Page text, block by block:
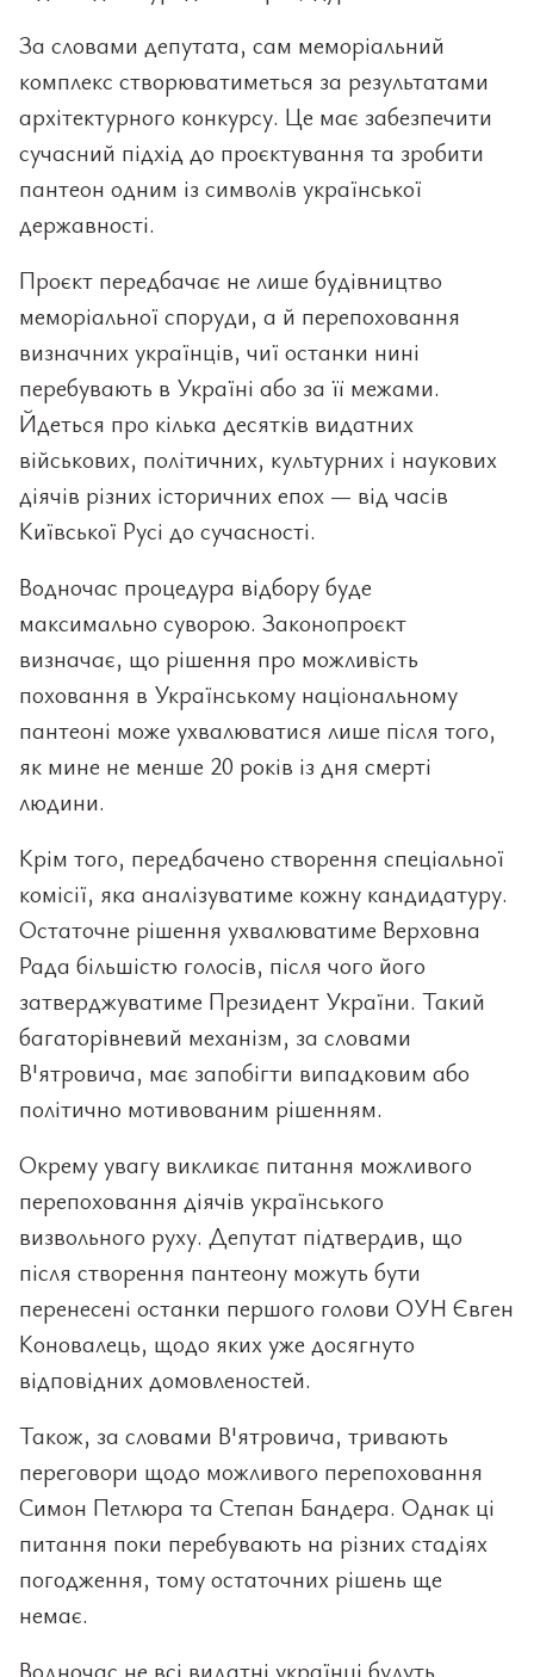
За словами депутата, сам меморіальний
комплекс створюватиметься за результатами
архітектурного конкурсу. Це має забезпечити
сучасний підхід до проєктування та зробити
пантеон одним із символів української
державності.
Проєкт передбачає не лише будівництво
меморіальної споруди, а й перепоховання
визначних українців, чиї останки нині
перебувають в Україні або за її межами.
Йдеться про кілька десятків видатних
військових, політичних, культурних і наукових
діячів різних історичних епох — від часів
Київської Русі до сучасності.
Водночас процедура відбору буде
максимально суворою. Законопроєкт
визначає, що рішення про можливість
поховання в Українському національному
пантеоні може ухвалюватися лише після того,
як мине не менше 20 років із дня смерті
людини.
Крім того, передбачено створення спеціальної
комісії, яка аналізуватиме кожну кандидатуру.
Остаточне рішення ухвалюватиме Верховна
Рада більшістю голосів, після чого його
затверджуватиме Президент України. Такий
багаторівневий механізм, за словами
В'ятровича, має запобігти випадковим або
політично мотивованим рішенням.
Окрему увагу викликає питання можливого
перепоховання діячів українського
визвольного руху. Депутат підтвердив, що
після створення пантеону можуть бути
перенесені останки першого голови ОУН Євген
Коновалець, щодо яких уже досягнуто
відповідних домовленостей.
Також, за словами В'ятровича, тривають
переговори щодо можливого перепоховання
Симон Петлюра та Степан Бандера. Однак ці
питання поки перебувають на різних стадіях
погодження, тому остаточних рішень ще
немає.
Водночас не всі видатні українці будуть